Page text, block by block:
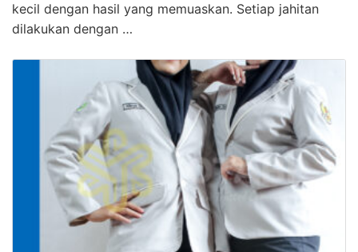
kecil dengan hasil yang memuaskan. Setiap jahitan
dilakukan dengan …